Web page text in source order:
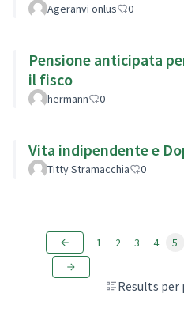
Ageranvi onlus 0
Pensione anticipata
il fisco
hermann 0
Vita indipendente e
Titty Stramacchia 0
Results per
1 2 3 4 5